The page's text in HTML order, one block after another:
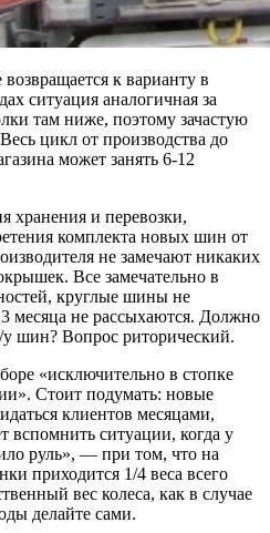
к варианту в
ситуация аналогичная за
там ниже, поэтому зачастую
цикл от производства до
может занять 6-12
хранения и перевозки,
комплекта новых шин от
не замечают никаких
Все замечательно в
круглые шины не
3 месяца не рассыхаются. Должно
у шин? Вопрос риторический.
«исключительно в стопке
Стоит подумать: новые
клиентов месяцами,
вспомнить ситуации, когда у
руль», — при том, что на
приходится 1/4 веса всего
вес колеса, как в случае
делайте сами.